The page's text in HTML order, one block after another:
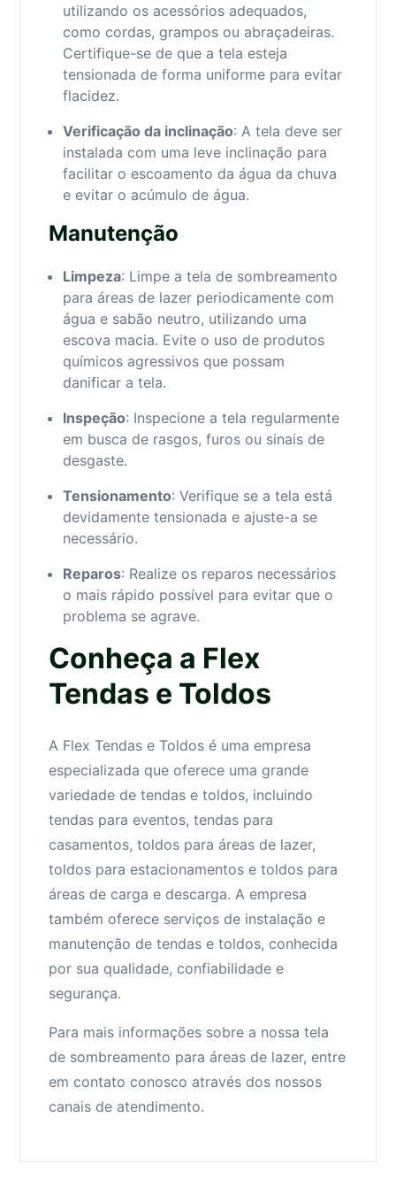
utilizando os acessórios adequados,
como cordas, grampos ou abraçadeiras.
Certifique-se de que a tela esteja
tensionada de forma uniforme para evitar
flacidez.
Verificação da inclinação: A tela deve ser
instalada com uma leve inclinação para
facilitar o escoamento da água da chuva
e evitar o acúmulo de água.
Manutenção
Limpeza: Limpe a tela de sombreamento
para áreas de lazer periodicamente com
água e sabão neutro, utilizando uma
escova macia. Evite o uso de produtos
químicos agressivos que possam
danificar a tela.
Inspeção: Inspecione a tela regularmente
em busca de rasgos, furos ou sinais de
desgaste.
Tensionamento: Verifique se a tela está
devidamente tensionada e ajuste-a se
necessário.
Reparos: Realize os reparos necessários
o mais rápido possível para evitar que o
problema se agrave.
Conheça a Flex
Tendas e Toldos
A Flex Tendas e Toldos é uma empresa
especializada que oferece uma grande
variedade de tendas e toldos, incluindo
tendas para eventos, tendas para
casamentos, toldos para áreas de lazer,
toldos para estacionamentos e toldos para
áreas de carga e descarga. A empresa
também oferece serviços de instalação e
manutenção de tendas e toldos, conhecida
por sua qualidade, confiabilidade e
segurança.
Para mais informações sobre a nossa tela
de sombreamento para áreas de lazer, entre
em contato conosco através dos nossos
canais de atendimento.